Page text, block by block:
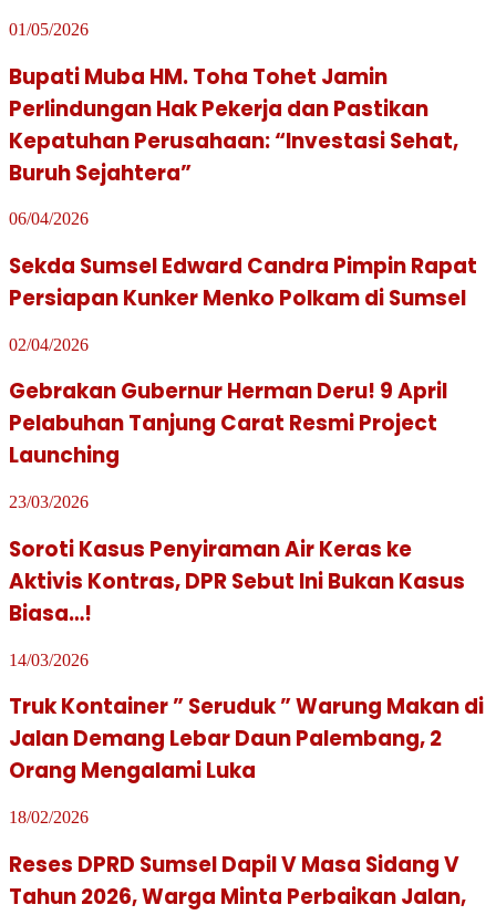
01/05/2026
Bupati Muba HM. Toha Tohet Jamin
Perlindungan Hak Pekerja dan Pastikan
Kepatuhan Perusahaan: “Investasi Sehat,
Buruh Sejahtera”
06/04/2026
Sekda Sumsel Edward Candra Pimpin Rapat
Persiapan Kunker Menko Polkam di Sumsel
02/04/2026
Gebrakan Gubernur Herman Deru! 9 April
Pelabuhan Tanjung Carat Resmi Project
Launching
23/03/2026
Soroti Kasus Penyiraman Air Keras ke
Aktivis Kontras, DPR Sebut Ini Bukan Kasus
Biasa…!
14/03/2026
Truk Kontainer ” Seruduk ” Warung Makan di
Jalan Demang Lebar Daun Palembang, 2
Orang Mengalami Luka
18/02/2026
Reses DPRD Sumsel Dapil V Masa Sidang V
Tahun 2026, Warga Minta Perbaikan Jalan,